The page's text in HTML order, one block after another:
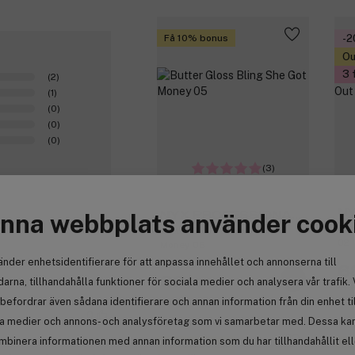
webbplats använder
enhetsidentifierare för att anpassa innehållet och annonserna till
tillhandahålla funktioner för sociala medier och analysera vår trafik.
även sådana identifierare och annan information från din enhet
medier och annons- och analysföretag som vi samarbetar med. Dessa
informationen med annan information som du har tillhandahållit
Få 10% bonus
(3)
NYX PROFESSIONAL
MAKEUP
Butter Gloss Bling She Got
92 kr
-
3
Få 10% bonus Få
(2)
(1)
(0)
(0)
(0)